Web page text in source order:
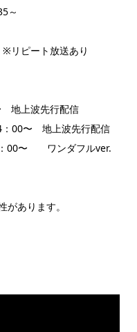
～
リピート放送あり
地上波先行配信
：00〜 地上波先行配信
：00〜 ワンダフルver.
あります。